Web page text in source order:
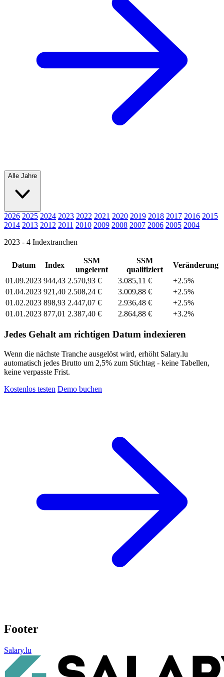
Alle Jahre
2026 2025 2024 2023 2022 2021 2020 2019 2018 2017 2016 2015
2014 2013 2012 2011 2010 2009 2008 2007 2006 2005 2004
2023 - 4 Indextranchen
Datum Index
SSM
ungelernt
SSM
qualifiziert
Veränderung
01.09.2023 944,43 2.570,93 € 3.085,11 €
+2.5%
01.04.2023 921,40 2.508,24 € 3.009,88 €
+2.5%
01.02.2023 898,93 2.447,07 € 2.936,48 €
+2.5%
01.01.2023 877,01 2.387,40 € 2.864,88 € +3.2%
Jedes Gehalt am richtigen Datum indexieren
Wenn die nächste Tranche ausgelöst wird, erhöht Salary.lu
automatisch jedes Brutto um 2,5% zum Stichtag - keine Tabellen,
keine verpasste Frist.
Kostenlos testen Demo buchen
Footer
Salary.lu